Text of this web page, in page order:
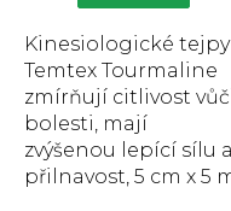
Kinesiologické tejpy
Temtex Tourmaline
zmírňují citlivost
bolesti, mají
zvýšenou lepící sílu a
přilnavost, 5 cm x 5